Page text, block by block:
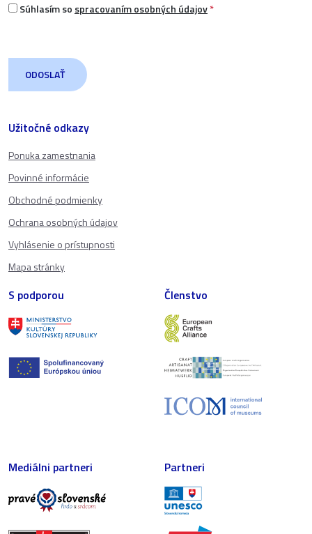
Užitočné odkazy
Ponuka zamestnania
Povinné informácie
Obchodné podmienky
Ochrana osobných údajov
Vyhlásenie o prístupnosti
Mapa stránky
Súhlasím so spracovaním osobných údajov*
S podporou Členstvo
Mediálni partneri Partneri